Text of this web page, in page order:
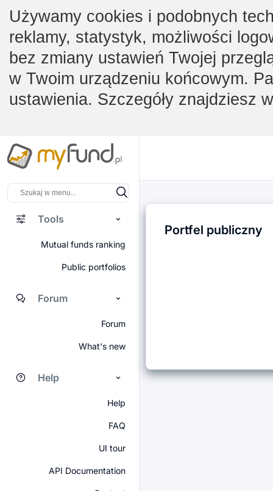
Używamy cookies i podobnych
reklamy, statystyk, możliwości
bez zmiany ustawień Twojej
w Twoim urządzeniu końcowym.
ustawienia. Szczegóły znajdziesz
Tools
Mutual funds ranking
Public portfolios
Forum
Forum
What's new
Help
Help
FAQ
UI tour
API Documentation
Portfel publiczny